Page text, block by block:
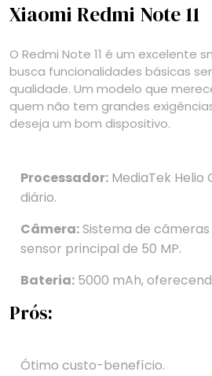
Xiaomi Redmi Note 11
O Redmi Note 11 é um excelente
busca funcionalidades básicas
qualidade. Um modelo que
quem não tem grandes
deseja um bom dispositivo.
Processador: MediaTek Helio
diário.
Câmera:Sistema de
sensor principal de 50 MP.
Bateria: 5000 mAh,
Prós:
Ótimo custo-benefício.